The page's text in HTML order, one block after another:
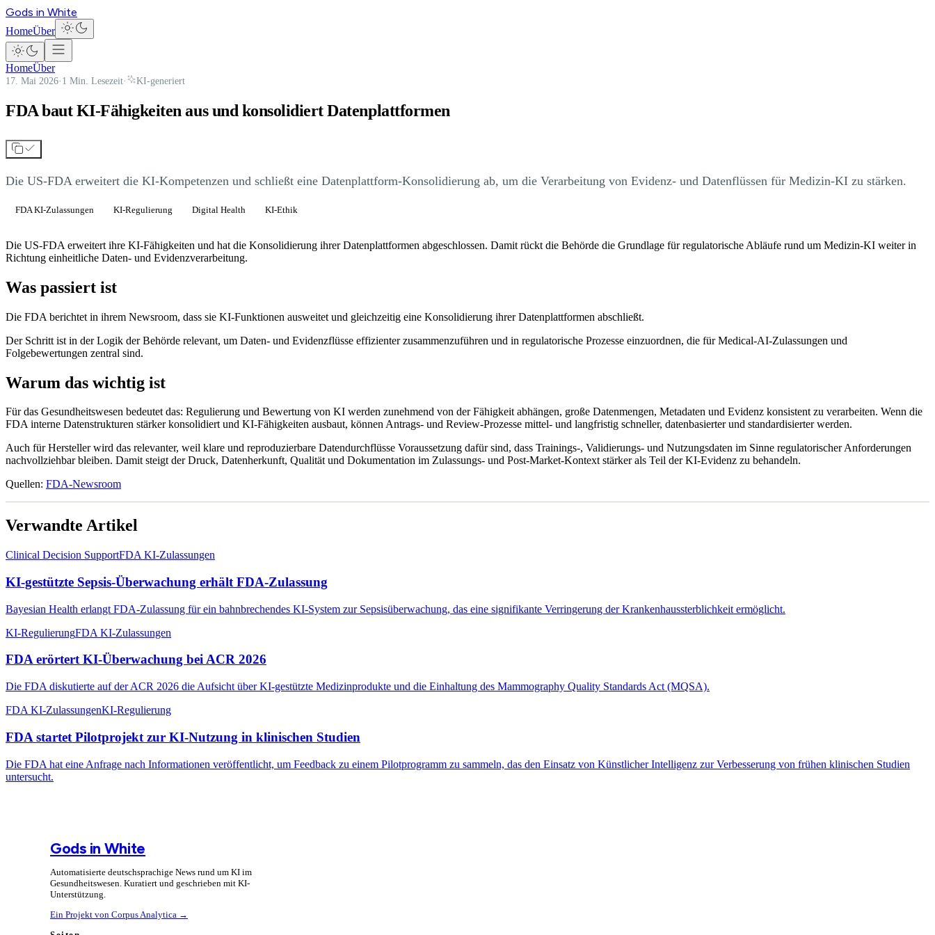
Gods in White
HomeÜber
HomeÜber
17. Mai 2026· 1 Min. Lesezeit· KI-generiert
FDA baut KI-Fähigkeiten aus und konsolidiert Datenplattformen
Die US-FDA erweitert die KI-Kompetenzen und schließt eine Datenplattform-Konsolidierung ab, um die Verarbeitung von Evidenz- und Datenflüssen für Medizin-KI zu stärken.
FDA KI-Zulassungen KI-Regulierung Digital Health KI-Ethik
Die US-FDA erweitert ihre KI-Fähigkeiten und hat die Konsolidierung ihrer Datenplattformen abgeschlossen. Damit rückt die Behörde die Grundlage für regulatorische Abläufe rund um Medizin-KI weiter in
Richtung einheitliche Daten- und Evidenzverarbeitung.
Was passiert ist
Die FDA berichtet in ihrem Newsroom, dass sie KI-Funktionen ausweitet und gleichzeitig eine Konsolidierung ihrer Datenplattformen abschließt.
Der Schritt ist in der Logik der Behörde relevant, um Daten- und Evidenzflüsse effizienter zusammenzuführen und in regulatorische Prozesse einzuordnen, die für Medical-AI-Zulassungen und
Folgebewertungen zentral sind.
Warum das wichtig ist
Für das Gesundheitswesen bedeutet das: Regulierung und Bewertung von KI werden zunehmend von der Fähigkeit abhängen, große Datenmengen, Metadaten und Evidenz konsistent zu verarbeiten. Wenn die
FDA interne Datenstrukturen stärker konsolidiert und KI-Fähigkeiten ausbaut, können Antrags- und Review-Prozesse mittel- und langfristig schneller, datenbasierter und standardisierter werden.
Auch für Hersteller wird das relevanter, weil klare und reproduzierbare Datendurchflüsse Voraussetzung dafür sind, dass Trainings-, Validierungs- und Nutzungsdaten im Sinne regulatorischer Anforderungen
nachvollziehbar bleiben. Damit steigt der Druck, Datenherkunft, Qualität und Dokumentation im Zulassungs- und Post-Market-Kontext stärker als Teil der KI-Evidenz zu behandeln.
Quellen: FDA-Newsroom
Verwandte Artikel
Clinical Decision SupportFDA KI-Zulassungen
KI-gestützte Sepsis-Überwachung erhält FDA-Zulassung
Bayesian Health erlangt FDA-Zulassung für ein bahnbrechendes KI-System zur Sepsisüberwachung, das eine signifikante Verringerung der Krankenhaussterblichkeit ermöglicht.
KI-RegulierungFDA KI-Zulassungen
FDA erörtert KI-Überwachung bei ACR 2026
Die FDA diskutierte auf der ACR 2026 die Aufsicht über KI-gestützte Medizinprodukte und die Einhaltung des Mammography Quality Standards Act (MQSA).
FDA KI-ZulassungenKI-Regulierung
FDA startet Pilotprojekt zur KI-Nutzung in klinischen Studien
Die FDA hat eine Anfrage nach Informationen veröffentlicht, um Feedback zu einem Pilotprogramm zu sammeln, das den Einsatz von Künstlicher Intelligenz zur Verbesserung von frühen klinischen Studien
untersucht.
Gods in White
Automatisierte deutschsprachige News rund um KI im
Gesundheitswesen. Kuratiert und geschrieben mit KI-
Unterstützung.
Ein Projekt von Corpus Analytica →